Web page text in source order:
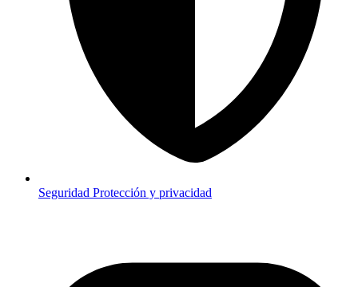
Seguridad Protección y privacidad